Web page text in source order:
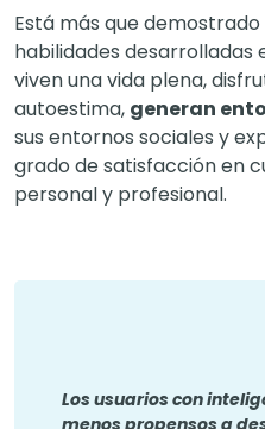
Está más que
habilidades desarrolladas
viven una vida plena,
autoestima, generan
sus entornos sociales y
grado de satisfacción en
personal y profesional.
Los usuarios con